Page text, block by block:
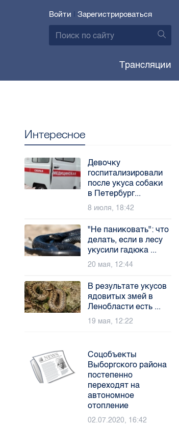
Войти | Зарегистрироваться
Трансляции
Интересное
Девочку
госпитализировали
после укуса собаки
в Петербург...
8 июля, 18:42
"Не паниковать": что
делать, если в лесу
укусили гадюка ...
20 мая, 12:44
В результате укусов
ядовитых змей в
Ленобласти есть ...
19 мая, 12:22
Соцобъекты
Выборгского района
постепенно
переходят на
автономное
отопление
02.07.2020, 16:42